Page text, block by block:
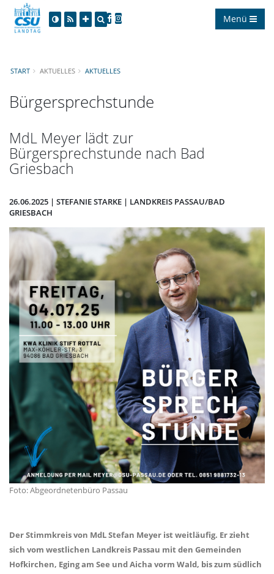
Menü
START AKTUELLES AKTUELLES
Bürgersprechstunde
MdL Meyer lädt zur
Bürgersprechstunde nach Bad
Griesbach
26.06.2025 | STEFANIE STARKE | LANDKREIS PASSAU/BAD
GRIESBACH
Foto: Abgeordnetenbüro Passau
Der Stimmkreis von MdL Stefan Meyer ist weitläufig. Er zieht
sich vom westlichen Landkreis Passau mit den Gemeinden
Hofkirchen, Eging am See und Aicha vorm Wald, bis zum südlich